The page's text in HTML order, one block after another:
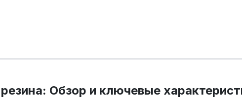
Обзор и ключевые